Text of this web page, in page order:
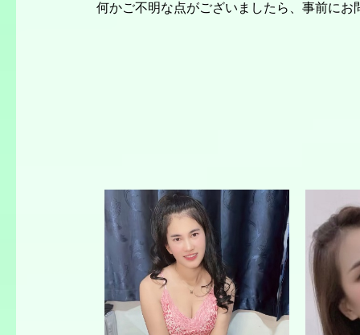
何かご不明な点がございましたら、事前にお